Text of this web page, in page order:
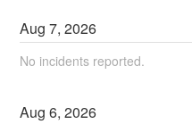
Aug7,2026
No incidents reported.
Aug6,2026